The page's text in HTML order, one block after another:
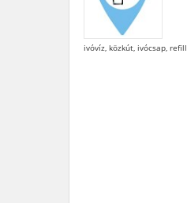
ivóvíz, közkút, ivócsap, refill